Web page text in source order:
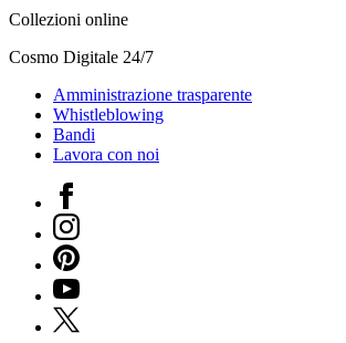
Media
il
evento
Amministrazione
trasparente
Whistleblowing
il
museo
EN
Collezioni online
Cosmo Digitale 24/7
Amministrazione trasparente
Whistleblowing
Bandi
Lavora con noi
Facebook
Instagram
Pinterest
YouTube
X